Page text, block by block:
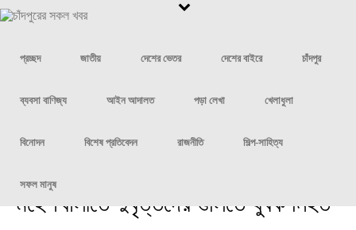
প্রচ্ছদ জাতীয় দেশের ভেতর দেশের বাইরে চাঁদপুর
ব্যবসা বাণিজ্য আইন আদালত পড়া লেখা খেলাধুলা
বিনোদন বিশেষ প্রতিবেদন রাজনীতি শিল্প-সাহিত্য
সফল মানুষ
মহেশখালীতে দুর্বৃত্তদের গুলিতে যুবক নিহত